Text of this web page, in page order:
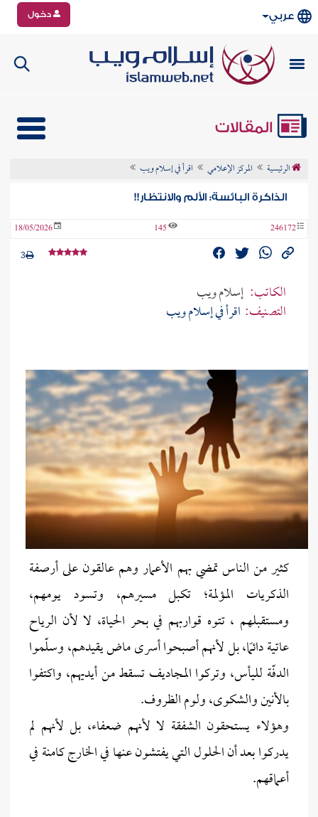
عربي دخول
المقالات
الرئيسية المركز الإعلامي اقرأ في إسلام ويب
الذاكرة البائسة: الألم والانتظار!!
246172
145
18/05/2026
3
الكاتب: إسلام ويب
التصنيف: اقرأ في إسلام ويب
كثير من الناس تمضي بهم الأعمار وهم عالقون على أرصفة
الذكريات المؤلمة؛ تكبل مسيرهم، وتسود يومهم،
ومستقبلهم ، تتوه قواربهم في بحر الحياة، لا لأن الرياح
عاتية دائمًا، بل لأنهم أصبحوا أسرى ماض يقيدهم، وسلّموا
الدفّة لليأس، وتركوا المجاديف تسقط من أيديهم، واكتفوا
بالأنين والشكوى، ولوم الظروف.
وهؤلاء يستحقون الشفقة لا لأنهم ضعفاء، بل لأنهم لم
يدركوا بعد أن الحلول التي يفتشون عنها في الخارج كامنة في
أعماقهم.